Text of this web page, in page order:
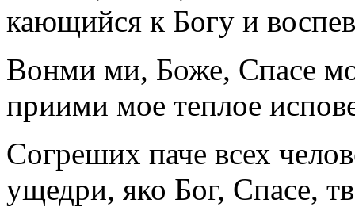
кающийся к Богу и
Вонми ми, Боже, Спасе
приими мое теплое
Согреших паче всех
ущедри, яко Бог, Спасе,